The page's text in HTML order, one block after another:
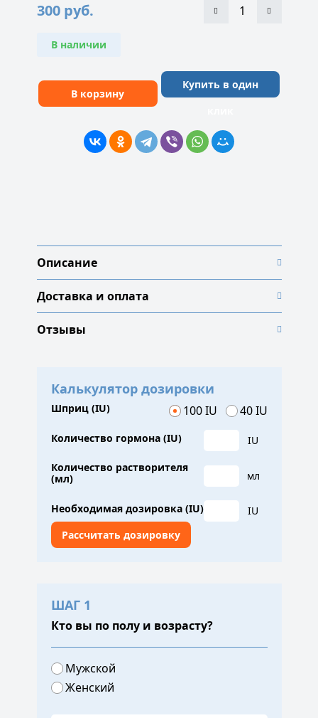
300 руб.
В наличии
В корзину
Купить в один
Описание
Доставка и оплата
Отзывы
Калькулятор дозировки
Шприц (IU) 100 IU 40 IU
Количество гормона (IU)
IU
Количество растворителя
(мл)
мл
Необходимая дозировка (IU) IU
ШАГ 1
Кто вы по полу и возрасту?
Мужской
Женский